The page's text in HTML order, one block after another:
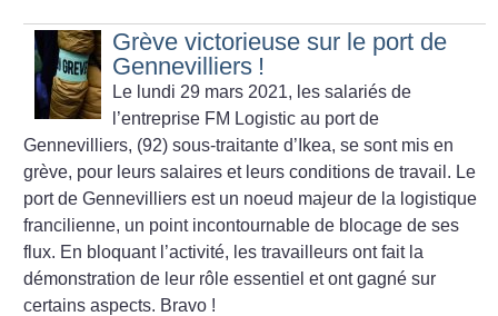
Grève victorieuse sur le port de
Gennevilliers !
Le lundi 29 mars 2021, les salariés de
l’entreprise FM Logistic au port de
Gennevilliers, (92) sous-traitante d’Ikea, se sont mis en
grève, pour leurs salaires et leurs conditions de travail. Le
port de Gennevilliers est un noeud majeur de la logistique
francilienne, un point incontournable de blocage de ses
flux. En bloquant l’activité, les travailleurs ont fait la
démonstration de leur rôle essentiel et ont gagné sur
certains aspects. Bravo !